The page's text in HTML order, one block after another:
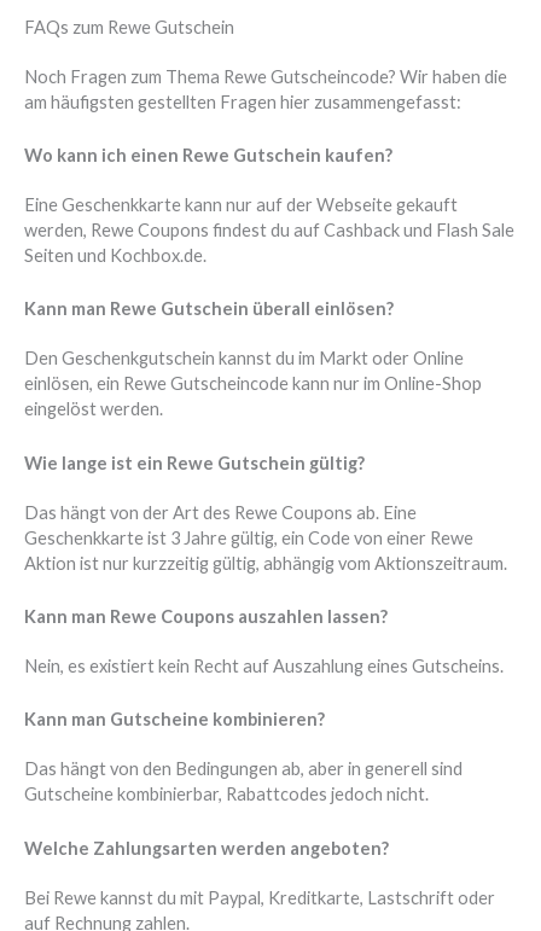
FAQs zum Rewe Gutschein
Noch Fragen zum Thema Rewe Gutscheincode? Wir haben die
am häufigsten gestellten Fragen hier zusammengefasst:
Wo kann ich einen Rewe Gutschein kaufen?
Eine Geschenkkarte kann nur auf der Webseite gekauft
werden, Rewe Coupons findest du auf Cashback und Flash Sale
Seiten und Kochbox.de.
Kann man Rewe Gutschein überall einlösen?
Den Geschenkgutschein kannst du im Markt oder Online
einlösen, ein Rewe Gutscheincode kann nur im Online-Shop
eingelöst werden.
Wie lange ist ein Rewe Gutschein gültig?
Das hängt von der Art des Rewe Coupons ab. Eine
Geschenkkarte ist 3 Jahre gültig, ein Code von einer Rewe
Aktion ist nur kurzzeitig gültig, abhängig vom Aktionszeitraum.
Kann man Rewe Coupons auszahlen lassen?
Nein, es existiert kein Recht auf Auszahlung eines Gutscheins.
Kann man Gutscheine kombinieren?
Das hängt von den Bedingungen ab, aber in generell sind
Gutscheine kombinierbar, Rabattcodes jedoch nicht.
Welche Zahlungsarten werden angeboten?
Bei Rewe kannst du mit Paypal, Kreditkarte, Lastschrift oder
auf Rechnung zahlen.